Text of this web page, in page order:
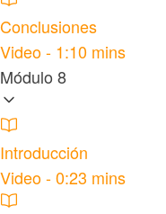
Conclusiones
Video - 1:10 mins
Módulo 8
Introducción
Video - 0:23 mins